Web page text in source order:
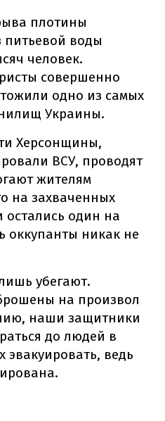
плотины
питьевой воды
человек.
совершенно
одно из самых
Украины.
Херсонщины,
ВСУ, проводят
жителям
на захваченных
остались один на
оккупанты никак не
убегают.
на произвол
наши защитники
до людей в
ведь